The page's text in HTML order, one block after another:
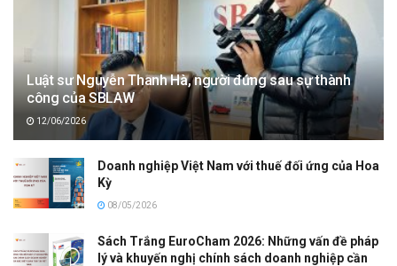
Luật sư Nguyễn Thanh Hà, người đứng sau sự thành
công của SBLAW
12/06/2026
Doanh nghiệp Việt Nam với thuế đối ứng của Hoa
Kỳ
08/05/2026
Sách Trắng EuroCham 2026: Những vấn đề pháp
lý và khuyến nghị chính sách doanh nghiệp cần